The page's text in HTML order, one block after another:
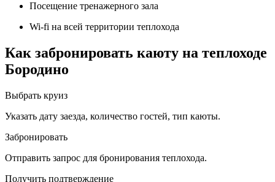
Посещение тренажерного зала
Wi-fi на всей территории теплохода
Как забронировать каюту на теплоходе
Бородино
Выбрать круиз
Указать дату заезда, количество гостей, тип каюты.
Забронировать
Отправить запрос для бронирования теплохода.
Получить подтверждение